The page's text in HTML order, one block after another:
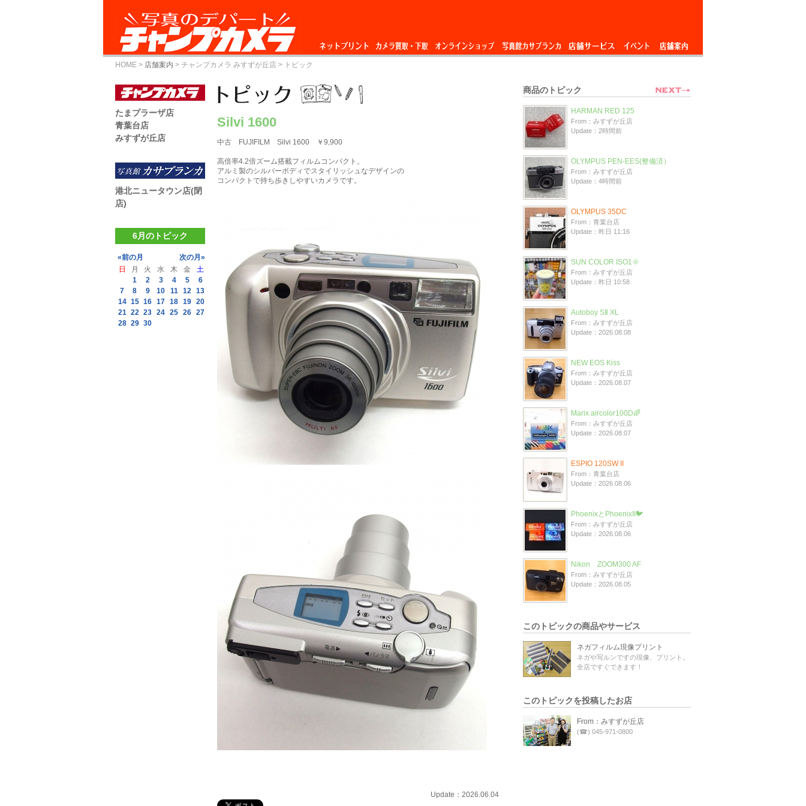
ネットプリント
カメラ買取・下
オンラインショップ 写真館カサブランカ 店舗サービス イベント 店舗案内
HOME > 店舗案内 > チャンプカメラ みすずが丘店 > トピック
Silvi 1600
中古 FUJIFILM Silvi 1600 ￥9,900
高倍率4.2倍ズーム搭載フィルムコンパクト。
アルミ製のシルバーボディでスタイリッシュなデザインの
コンパクトで持ち歩きしやすいカメラです。
Update：2026.06.04
たまプラーザ店
青葉台店
みすずが丘店
港北ニュータウン店(閉
店)
6月のトピック
«前の月
次の月»
日
月 火 水 木 金
土
1
2 3 4 5
6
7
8 9 10 11 12 13
14 15 16 17 18 19 20
21 22 23 24 25 26 27
28 29 30
商品のトピック
HARMAN RED 125
From：みすずが丘店
Update：2時間前
OLYMPUS PEN-EES(整備済）
From：みすずが丘店
Update：4時間前
OLYMPUS 35DC
From：青葉台店
Update：昨日 11:16
SUN COLOR ISO1🌞
From：みすずが丘店
Update：昨日 10:58
Autoboy SⅡ XL
From：みすずが丘店
Update：2026.08.08
NEW EOS Kiss
From：みすずが丘店
Update：2026.08.07
Marix aircolor100D🌈
From：みすずが丘店
Update：2026.08.07
ESPIO 120SW II
From：青葉台店
Update：2026.08.06
PhoenixとPhoenixII🐦
From：みすずが丘店
Update：2026.08.06
Nikon ZOOM300 AF
From：みすずが丘店
Update：2026.08.05
このトピックの商品やサービス
ネガフィルム現像プリント
ネガや写ルンですの現像、プリント。
全店ですぐできます！
このトピックを投稿したお店
From：みすずが丘店
(☎) 045-971-0800